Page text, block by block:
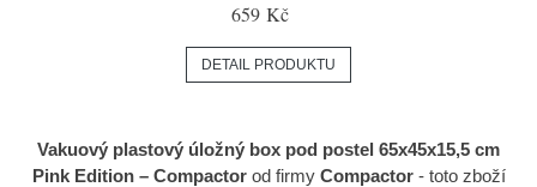
659 Kč
DETAIL PRODUKTU
Vakuový plastový úložný box pod postel 65x45x15,5 cm
Pink Edition – Compactorod firmy Compactor- toto zboží